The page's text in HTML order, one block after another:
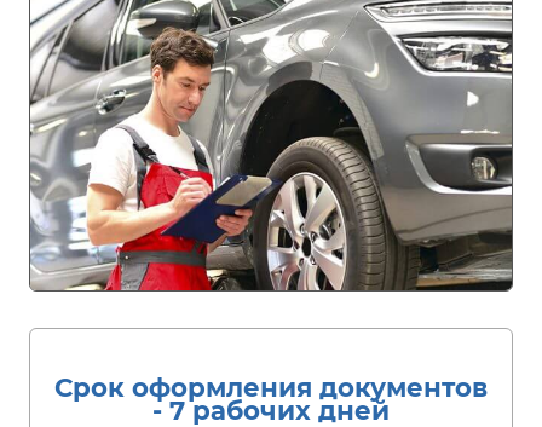
Срок оформления документов
- 7 рабочих дней